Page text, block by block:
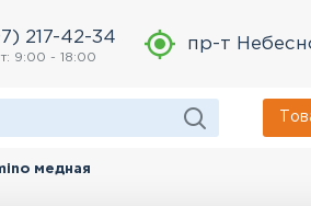
217-42-34
9:00 - 18:00
пр-т
медная